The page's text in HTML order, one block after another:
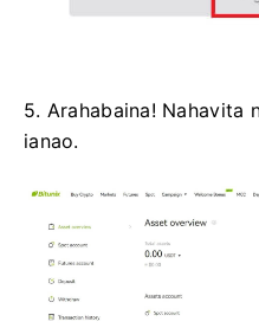
5. Arahabaina! Nahavita
ianao.